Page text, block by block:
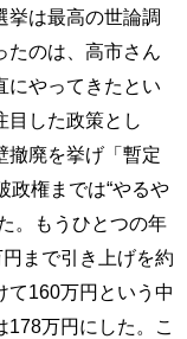
挙は最高の世論調
たのは、高市さん
にやってきたとい
目した政策とし
撤廃を挙げ「暫定
政権までは“やるや
。もうひとつの年
まで引き上げを約
て160万円という中
万円にした。こ